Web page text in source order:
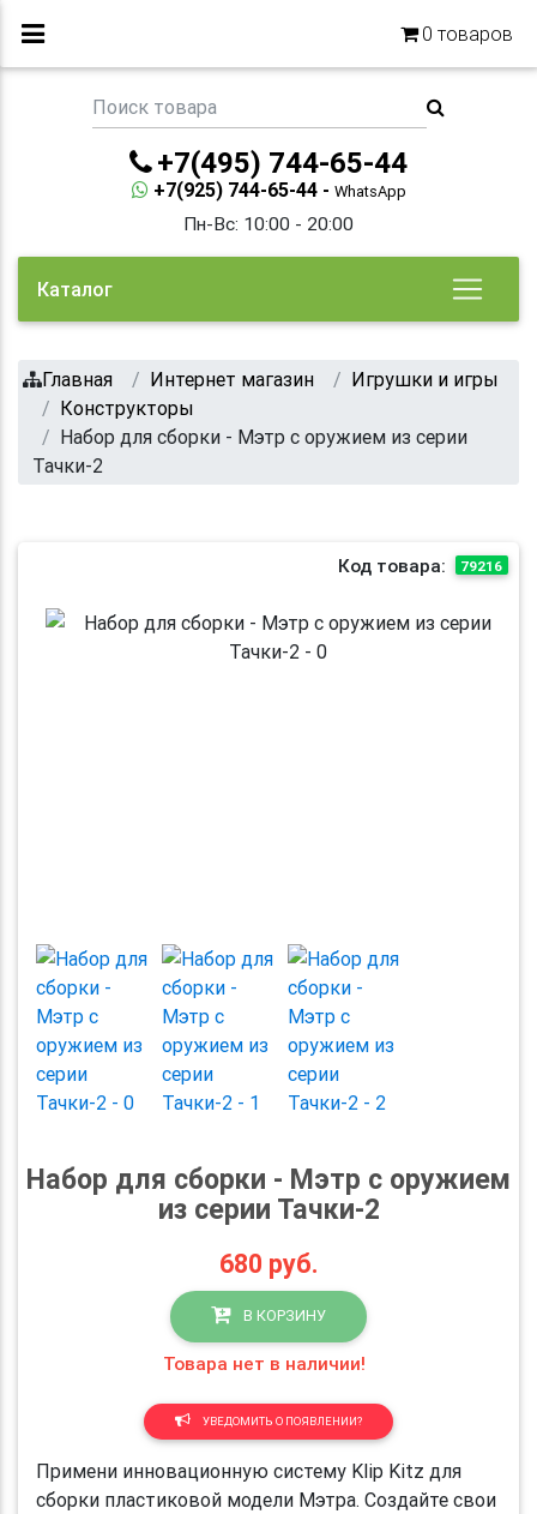
0 товаров
+7(495) 744-65-44
+7(925) 744-65-44 - WhatsApp
Пн-Вс: 10:00 - 20:00
Каталог
Главная Интернет магазин
Игрушки и игры
Конструкторы
Набор для сборки - Мэтр с оружием из серии
Тачки-2
Код товара: 79216
Набор для сборки - Мэтр с оружием
из серии Тачки-2
680 руб.
В КОРЗИНУ
Товара нет в наличии!
УВЕДОМИТЬ О ПОЯВЛЕНИИ?
Примени инновационную систему Klip Kitz для
сборки пластиковой модели Мэтра. Создайте свои